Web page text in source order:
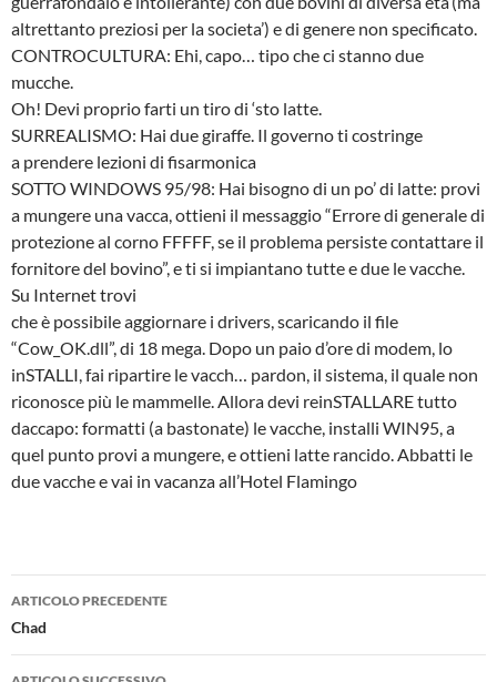
altrettanto preziosi per la societa’) e di genere non specificato.
CONTROCULTURA: Ehi, capo… tipo che ci stanno due
mucche.
Oh! Devi proprio farti un tiro di ‘sto latte.
SURREALISMO: Hai due giraffe. Il governo ti costringe
a prendere lezioni di fisarmonica
SOTTO WINDOWS 95/98: Hai bisogno di un po’ di latte: provi
a mungere una vacca, ottieni il messaggio “Errore di generale di
protezione al corno FFFFF, se il problema persiste contattare il
fornitore del bovino”, e ti si impiantano tutte e due le vacche.
Su Internet trovi
che è possibile aggiornare i drivers, scaricando il file
“Cow_OK.dll”, di 18 mega. Dopo un paio d’ore di modem, lo
inSTALLI, fai ripartire le vacch… pardon, il sistema, il quale non
riconosce più le mammelle. Allora devi reinSTALLARE tutto
daccapo: formatti (a bastonate) le vacche, installi WIN95, a
quel punto provi a mungere, e ottieni latte rancido. Abbatti le
due vacche e vai in vacanza all’Hotel Flamingo
Navigazione
articolo
ARTICOLO PRECEDENTE
Chad